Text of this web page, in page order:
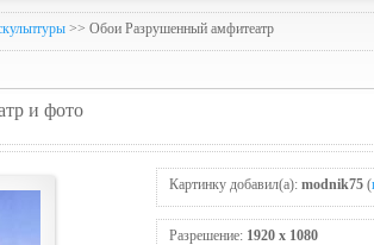
>> Обои Разрушенный амфитеатр
и фото
Картинку добавил(а): modnik75 (
Разрешение: 1920 x 1080